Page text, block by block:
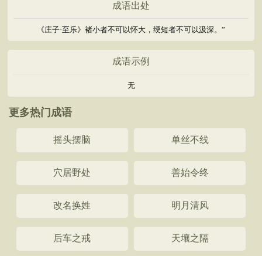
成语出处
《庄子·至乐》褚小者不可以怀大，绠短者不可以汲深。”
成语示例
无
更多热门成语
摇头摆脑 单丝不线
穴居野处 善始令终
改名换姓 明月清风
后车之戒 天壤之隔